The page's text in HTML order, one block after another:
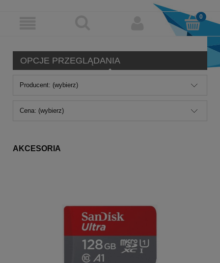
OPCJE PRZEGLĄDANIA
Producent: (wybierz)
Cena: (wybierz)
AKCESORIA